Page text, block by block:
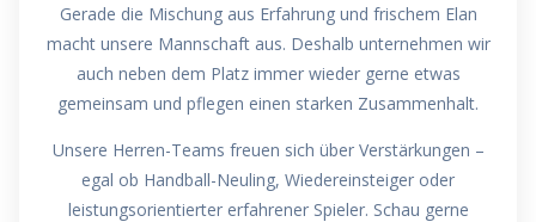
Gerade die Mischung aus Erfahrung und frischem Elan
macht unsere Mannschaft aus. Deshalb unternehmen wir
auch neben dem Platz immer wieder gerne etwas
gemeinsam und pflegen einen starken Zusammenhalt.
Unsere Herren-Teams freuen sich über Verstärkungen –
egal ob Handball-Neuling, Wiedereinsteiger oder
leistungsorientierter erfahrener Spieler. Schau gerne